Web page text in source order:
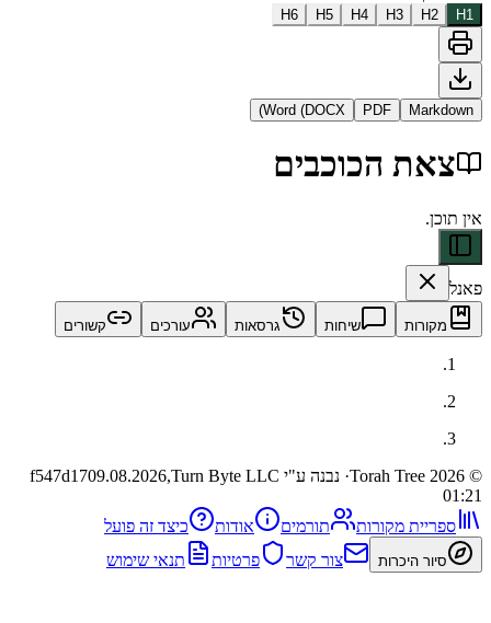
H3
H4
H5
H6
PDF
Word (DOCX)
הכוכבים
שיחות גרסאות עורכים קשורים
· נבנה ע"י Turn Byte LLC f547d1709.08.2026,
מקורות תורמים אודות כיצד זה פועל
היכרות צור קשר פרטיות תנאי שימוש